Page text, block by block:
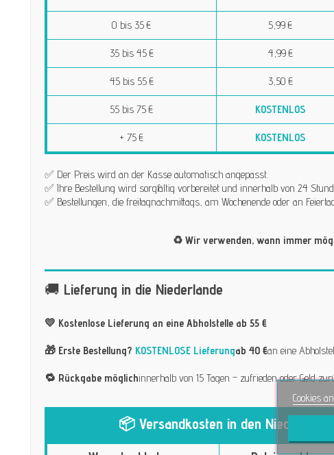
0 bis 35 € 5,99 €
35 bis 45 € 4,99 €
45 bis 55 € 3,50 €
55 bis 75 € KOSTENLOS
+ 75 € KOSTENLOS
✅ Der Preis wird an der Kasse automatisch angepasst.
✅ Ihre Bestellung wird sorgfältig vorbereitet und innerhalb von 24
✅ Bestellungen, die freitagnachmittags, am Wochenende oder an
♻️ Wir verwenden, wann immer
🚚 Lieferung in die Niederlande
💛 Kostenlose Lieferung an eine Abholstelle ab 55 €
🎁 Erste Bestellung? KOSTENLOSE Lieferungab 40 €an eine
🔁 Rückgabe möglichinnerhalb von 15 Tagen – zufrieden oder Geld
📦 Versandkosten in den Niederlanden
Cookies